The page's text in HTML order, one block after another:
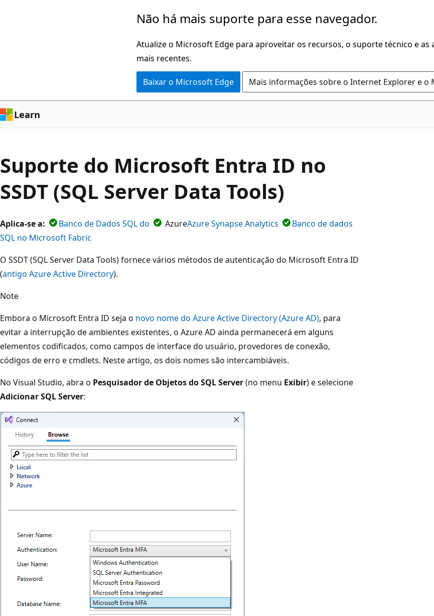
Não há mais suporte para esse navegador.
Atualize o Microsoft Edge para aproveitar os recursos, o suporte técnico e as
mais recentes.
Baixar o Microsoft Edge Mais informações sobre o Internet Explorer e o
Learn
Suporte do Microsoft Entra ID no
SSDT (SQL Server Data Tools)
Aplica-se a: Banco de Dados SQL do AzureAzure Synapse Analytics
Banco de dados
SQL no Microsoft Fabric
O SSDT (SQL Server Data Tools) fornece vários métodos de autenticação do Microsoft Entra ID
(antigo Azure Active Directory).
Note
Embora o Microsoft Entra ID seja o novo nome do Azure Active Directory (Azure AD), para
evitar a interrupção de ambientes existentes, o Azure AD ainda permanecerá em alguns
elementos codificados, como campos de interface do usuário, provedores de conexão,
códigos de erro e cmdlets. Neste artigo, os dois nomes são intercambiáveis.
No Visual Studio, abra o Pesquisador de Objetos do SQL Server(no menu Exibir) e selecione
Adicionar SQL Server: